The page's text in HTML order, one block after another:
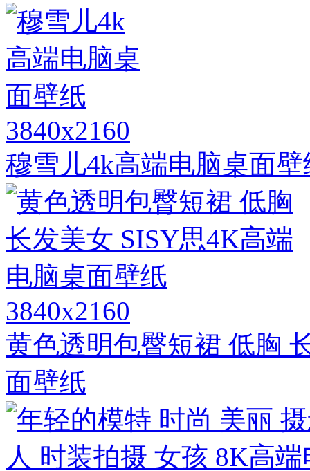
3840x2160
穆雪儿4k高端电脑桌面壁
3840x2160
黄色透明包臀短裙 低胸
面壁纸